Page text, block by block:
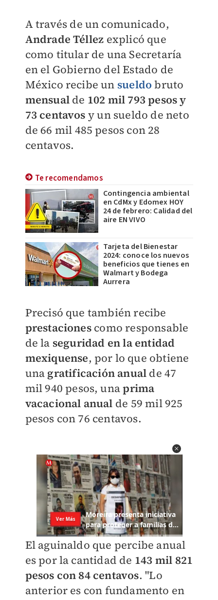
A través de un comunicado,
Andrade Téllez explicó que
como titular de una Secretaría
en el Gobierno del Estado de
México recibe un sueldo bruto
mensual de 102 mil 793 pesos y
73 centavos y un sueldo de neto
de 66 mil 485 pesos con 28
centavos.
Te recomendamos
Contingencia ambiental
en CdMx y Edomex HOY
24 de febrero: Calidad del
aire EN VIVO
Tarjeta del Bienestar
2024: conoce los nuevos
beneficios que tienes en
Walmart y Bodega
Aurrera
Precisó que también recibe
prestaciones como responsable
de la seguridad en la entidad
mexiquense, por lo que obtiene
una gratificación anual de 47
mil 940 pesos, unaprima
vacacional anual de 59 mil 925
pesos con 76 centavos.
El aguinaldo que percibe anual
es por la cantidad de 143 mil 821
pesos con 84 centavos. "Lo
anterior es con fundamento en